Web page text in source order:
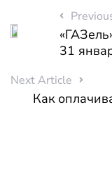
31
Next Article
Как